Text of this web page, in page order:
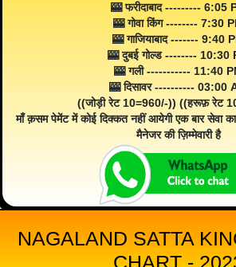
🎰 फरीदाबाद --------- 6:05
🎰 गोवा किंग -------- 7:30
🎰 गाजियाबाद ------- 9:40
🎰 दुबई गोल्ड -------- 10:30
🎰 गली ----------- 11:40
🎰 दिसावर ---------- 03:00
((जोड़ी रेट 10=960/-)) ((हरूफ़ रेट
माँ क़सम पेमेंट में कोई दिक्कत नहीं आयेगी एक बार सेवा
मैनेजर की ज़िम्मेवारी है
NAGALAND SATTA
CHART -